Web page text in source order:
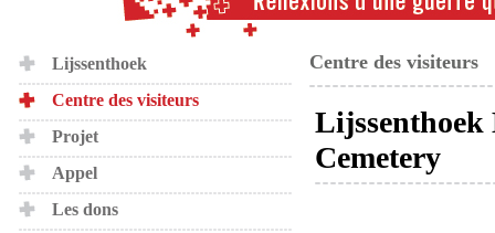
Lijssenthoek
Centre des visiteurs
Projet
Appel
Les dons
Centre des visiteurs
Cemetery